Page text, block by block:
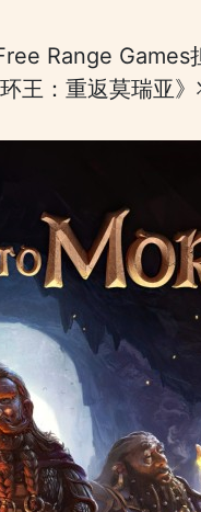
Range Games
王：重返莫瑞亚》